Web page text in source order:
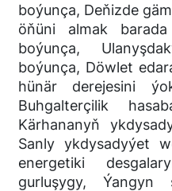
boýunça, Deňizde
öňüni almak
boýunça,
boýunça, Döwlet
hünär derejesini
Buhgalterçilik
Kärhananyň
Sanly ykdysadyýet
energetiki
gurluşygy, Ýangyn